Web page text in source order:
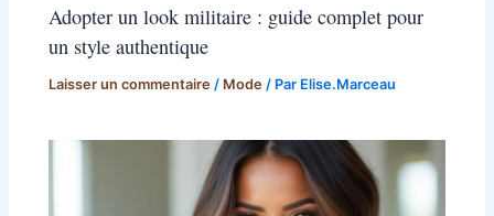
Adopter un look militaire : guide complet pour
un style authentique
Laisser un commentaire / Mode / Par Elise.Marceau